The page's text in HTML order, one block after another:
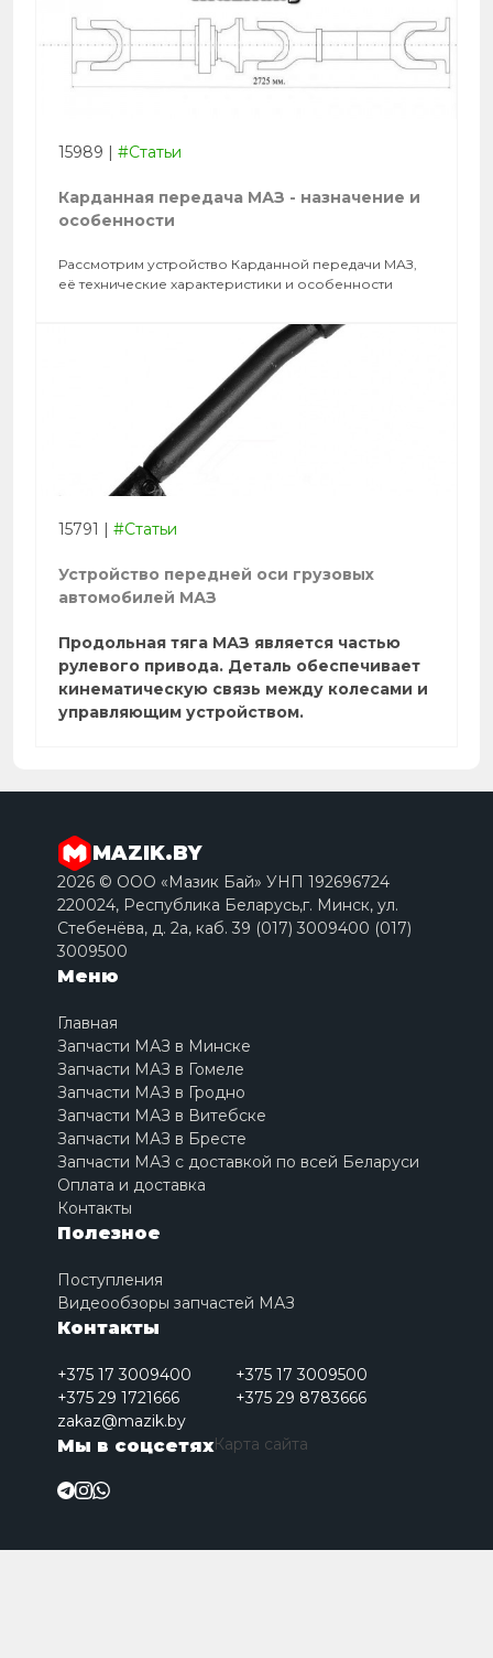
15989 | #Статьи
Карданная передача МАЗ - назначение и
особенности
Рассмотрим устройство Карданной передачи МАЗ,
её технические характеристики и особенности
15791 | #Статьи
Устройство передней оси грузовых
автомобилей МАЗ
Продольная тяга МАЗ является частью
рулевого привода. Деталь обеспечивает
кинематическую связь между колесами и
управляющим устройством.
MAZIK.BY
2026 © ООО «Мазик Бай» УНП 192696724
220024, Республика Беларусь,г. Минск, ул.
Стебенёва, д. 2a, каб. 39 (017) 3009400 (017)
3009500
Меню
Главная
Запчасти МАЗ в Минске
Запчасти МАЗ в Гомеле
Запчасти МАЗ в Гродно
Запчасти МАЗ в Витебске
Запчасти МАЗ в Бресте
Запчасти МАЗ с доставкой по всей Беларуси
Оплата и доставка
Контакты
Полезное
Поступления
Видеообзоры запчастей МАЗ
Контакты
+375 17 3009400
+375 17 3009500
+375 29 1721666
+375 29 8783666
zakaz@mazik.by
Мы в соцсетяхКарта сайта